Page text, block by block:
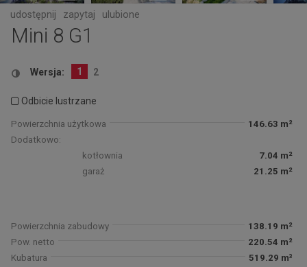
udostępnij zapytaj ulubione
Mini 8 G1
Wersja: 1 2
Odbicie lustrzane
Powierzchnia użytkowa
146.63 m²
Dodatkowo:
kotłownia
7.04 m²
garaż
21.25 m²
Powierzchnia zabudowy
138.19 m²
Pow. netto
220.54 m²
Kubatura
519.29 m³